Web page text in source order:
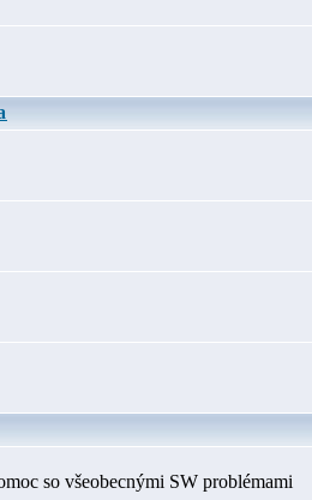
so všeobecnými SW problémami